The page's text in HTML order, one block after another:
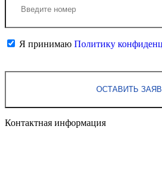
Я принимаю Политику
Контактная информация